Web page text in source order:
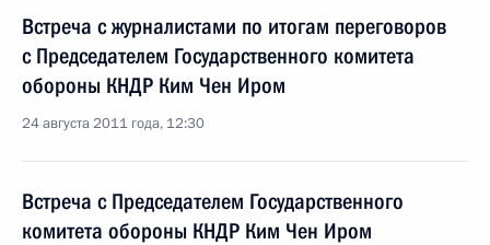
Встреча с журналистами по итогам переговоров
с Председателем Государственного комитета
обороны КНДР Ким Чен Иром
24 августа 2011 года, 12:30
Встреча с Председателем Государственного
комитета обороны КНДР Ким Чен Иром